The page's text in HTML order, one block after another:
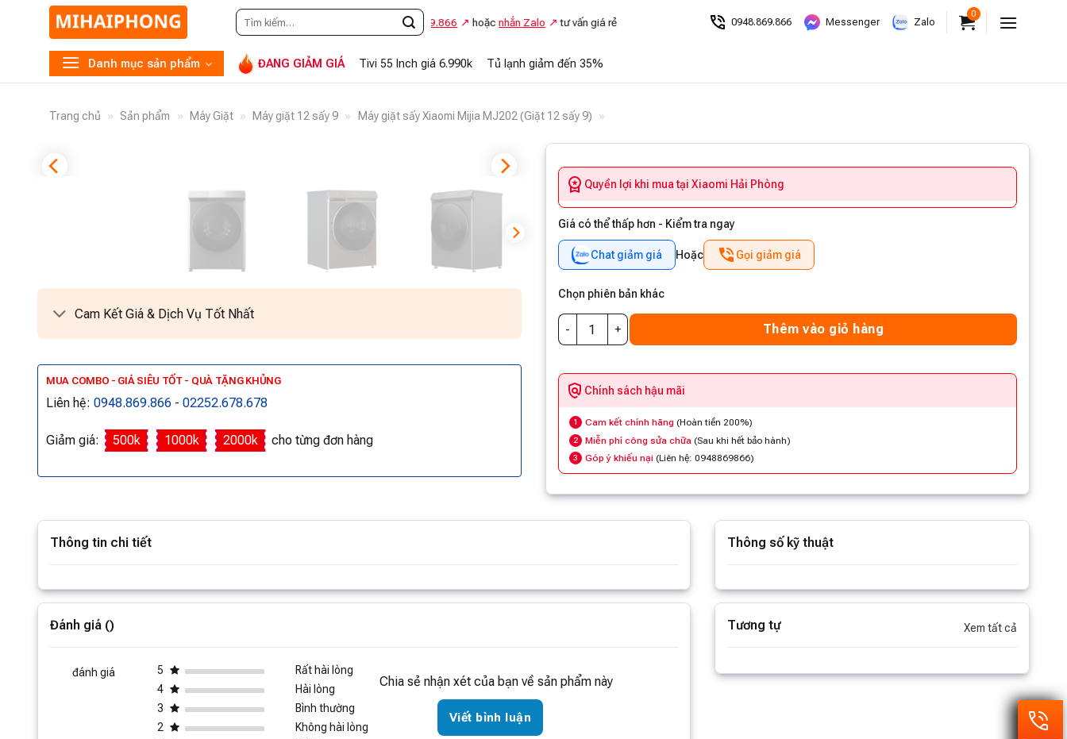
Tìm
kiếm:
0948.869.866 hoặcnhắn Zalo tư vấn giá rẻ 0948.869.866 Messenger Zalo
0
Danh mục sản phẩm ĐANG GIẢM GIÁ Tivi 55 Inch giá 6.990k Tủ lạnh giảm đến 35%
Trang chủ » Sản phẩm » Máy Giặt » Máy giặt 12 sấy 9 » Máy giặt sấy Xiaomi Mijia MJ202 (Giặt 12 sấy 9) »
Cam Kết Giá & Dịch Vụ Tốt Nhất
MUA COMBO - GIÁ SIÊU TỐT - QUÀ TẶNG KHỦNG
Liên hệ: 0948.869.866 - 02252.678.678
Giảm giá: 500k 1000k 2000k cho từng đơn hàng
Quyền lợi khi mua tại Xiaomi Hải Phòng
Giá có thể thấp hơn - Kiểm tra ngay
Chat giảm giá Hoặc Gọi giảm giá
Chọn phiên bản khác
Thêm vào giỏ hàng
Chính sách hậu mãi
1 Cam kết chính hãng (Hoàn tiền 200%)
2 Miễn phí công sửa chữa (Sau khi hết bảo hành)
3 Góp ý khiếu nại (Liên hệ: 0948869866)
Thông tin chi tiết Thông số kỹ thuật
Đánh giá ()
đánh giá 5
Rất hài lòng
4
Hài lòng
3
Bình thường
2
Không hài lòng
Chia sẻ nhận xét của bạn về sản phẩm này
Viết bình luận
Tương tự Xem tất cả